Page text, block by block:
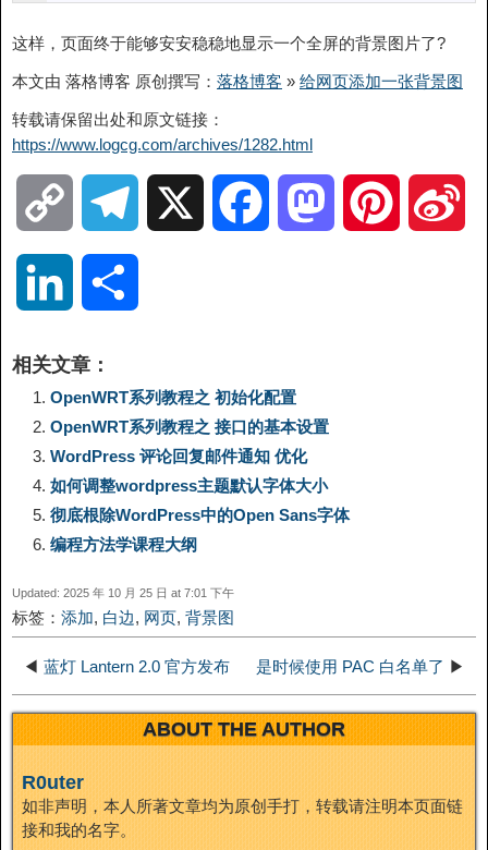
这样，页面终于能够安安稳稳地显示一个全屏的背景图片了?
本文由 落格博客 原创撰写： 落格博客 » 给网页添加一张背景图
转载请保留出处和原文链接：
https://www.logcg.com/archives/1282.html
o
y
L
i
n
k
g
r
a
m
b
o
t
n
k
e
I
n
相关文章：
OpenWRT系列教程之 初始化配置
OpenWRT系列教程之 接口的基本设置
WordPress 评论回复邮件通知 优化
如何调整wordpress主题默认字体大小
彻底根除WordPress中的Open Sans字体
编程方法学课程大纲
Updated: 2025 年 10 月 25 日 at 7:01 下午
标签： 添加, 白边, 网页, 背景图
◀ 蓝灯 Lantern 2.0 官方发布 是时候使用 PAC 白名单了 ▶
ABOUT THE AUTHOR
R0uter
如非声明，本人所著文章均为原创手打，转载请注明本页面链
接和我的名字。